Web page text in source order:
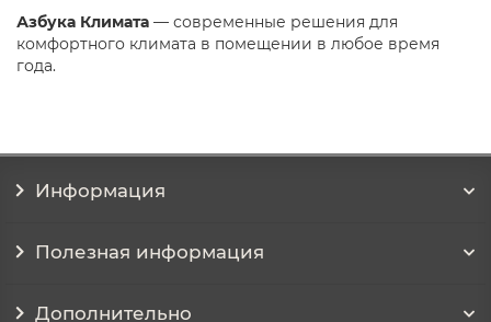
Азбука Климата — современные решения для
комфортного климата в помещении в любое время
года.
Информация
Полезная информация
Дополнительно